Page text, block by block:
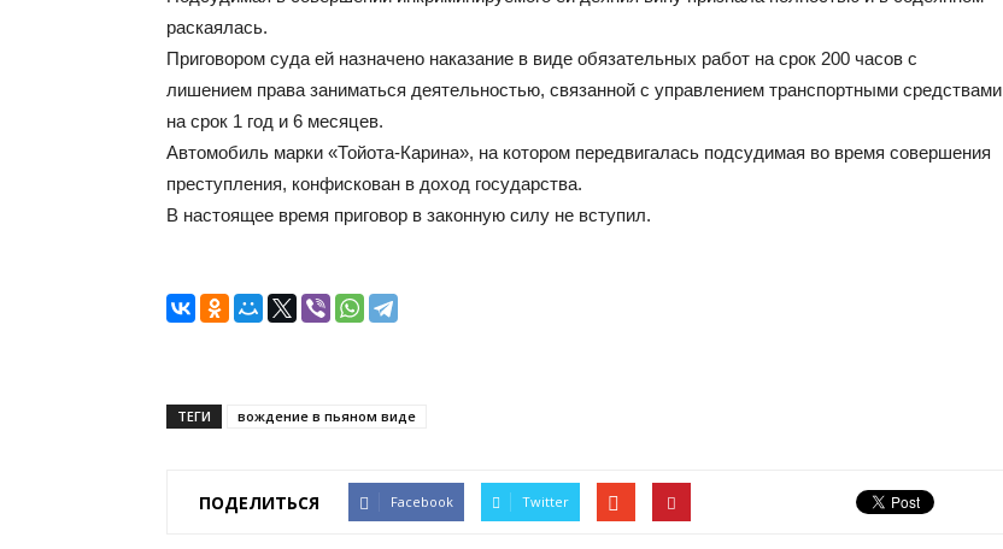
раскаялась.
Приговором суда ей назначено наказание в виде обязательных работ на срок 200 часов с
лишением права заниматься деятельностью, связанной с управлением транспортными средствами
на срок 1 год и 6 месяцев.
Автомобиль марки «Тойота-Карина», на котором передвигалась подсудимая во время совершения
преступления, конфискован в доход государства.
В настоящее время приговор в законную силу не вступил.
ТЕГИ вождение в пьяном виде
ПОДЕЛИТЬСЯ Facebook Twitter